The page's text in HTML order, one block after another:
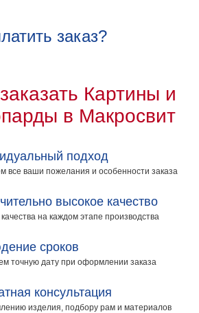
заказ?
Картины и
в Макросвит
подход
все ваши пожелания и особенности заказа
высокое качество
на каждом этапе производства
сроков
точную дату при оформлении заказа
консультация
изделия, подбору рам и материалов